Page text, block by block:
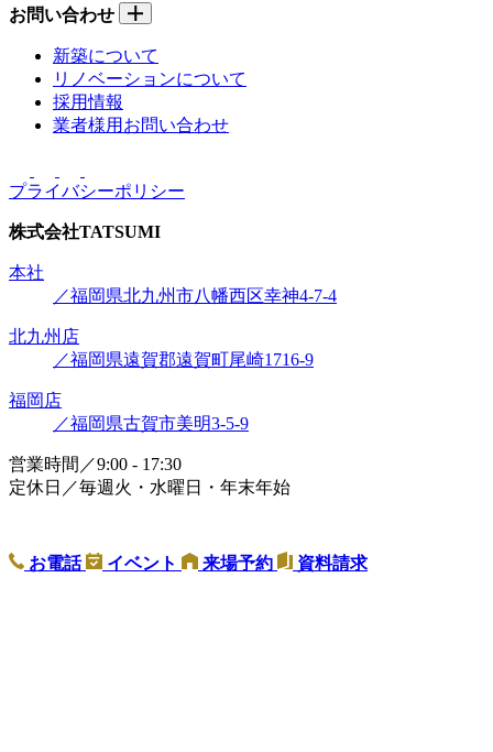
お問い合わせ
新築について
リノベーションについて
採用情報
業者様用お問い合わせ
プライバシーポリシー
株式会社TATSUMI
本社
／福岡県北九州市八幡西区幸神4-7-4
北九州店
／福岡県遠賀郡遠賀町尾崎1716-9
福岡店
／福岡県古賀市美明3-5-9
営業時間／9:00 - 17:30
定休日／毎週火・水曜日・年末年始
お電話 イベント 来場予約 資料請求